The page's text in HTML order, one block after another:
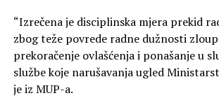
“Izrečena je disciplinska mjera prekid
zbog teže povrede radne dužnosti
prekoračenje ovlašćenja i ponašanje u
službe koje narušavanja ugled
je iz MUP-a.